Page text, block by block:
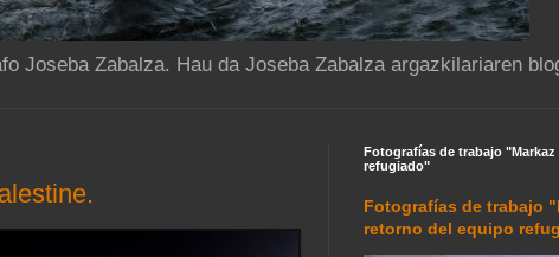
Joseba Zabalza. Hau da Joseba Zabalza argazkilariaren
Fotografías de trabajo
refugiado"
Fotografías de trabajo
retorno del equipo